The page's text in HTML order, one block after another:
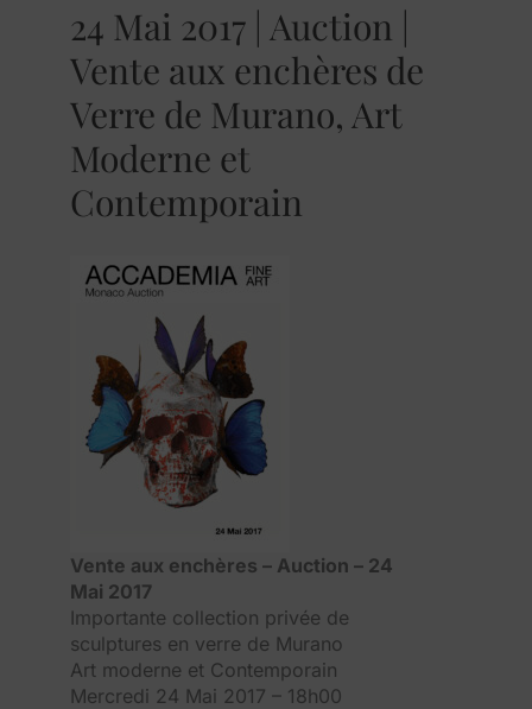
24 Mai 2017 | Auction |
Vente aux enchères de
Verre de Murano, Art
Moderne et
Contemporain
Vente aux enchères – Auction – 24
Mai 2017
Importante collection privée de
sculptures en verre de Murano
Art moderne et Contemporain
Mercredi 24 Mai 2017 – 18h00